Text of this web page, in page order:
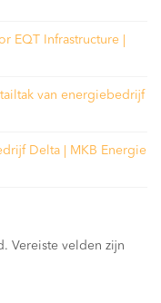
EQT Infrastructure |
van energiebedrijf
Delta | MKB Energie
Vereiste velden zijn